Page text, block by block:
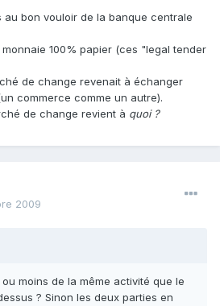
au bon vouloir de la banque centrale
100% papier (ces "legal tender
de change revenait à échanger
commerce comme un autre).
de change revient à quoi ?
2009
moins de la même activité que le
? Sinon les deux parties en